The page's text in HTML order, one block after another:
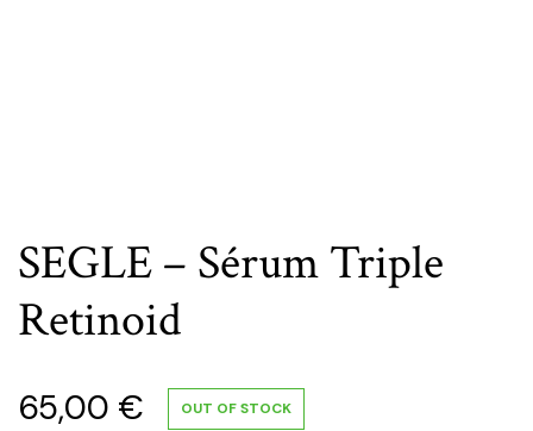
SEGLE – Sérum Triple
Retinoid
65,00 € OUT OF STOCK